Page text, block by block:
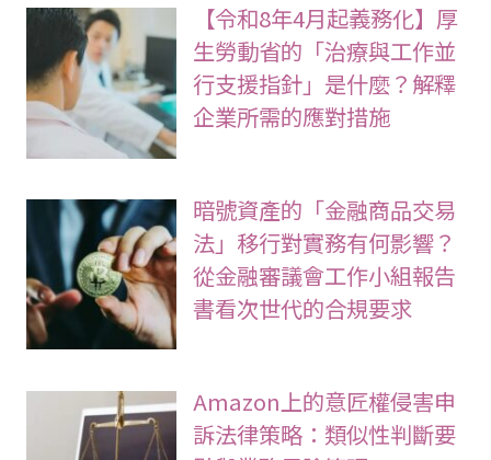
【令和8年4月起義務化】厚
生勞動省的「治療與工作並
行支援指針」是什麼？解釋
企業所需的應對措施
暗號資產的「金融商品交易
法」移行對實務有何影響？
從金融審議會工作小組報告
書看次世代的合規要求
Amazon上的意匠權侵害申
訴法律策略：類似性判斷要